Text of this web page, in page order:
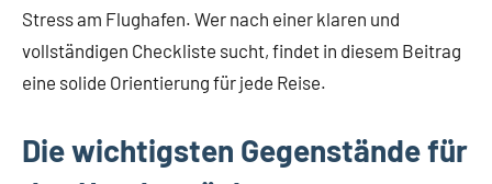
Stress am Flughafen. Wer nach einer klaren und
vollständigen Checkliste sucht, findet in diesem Beitrag
eine solide Orientierung für jede Reise.
Die wichtigsten Gegenstände für